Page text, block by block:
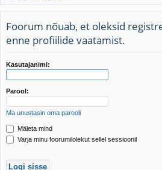
d
Foorum nõuab, et oleksid
enne profiilide vaatamist.
Kasutajanimi:
Parool:
Ma unustasin oma parooli
Mäleta mind
Varja minu foorumilolekut sellel sessioonil